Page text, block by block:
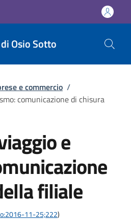
Osio Sotto
e commercio /
comunicazione di chisura
e
filiale
11-25;222)